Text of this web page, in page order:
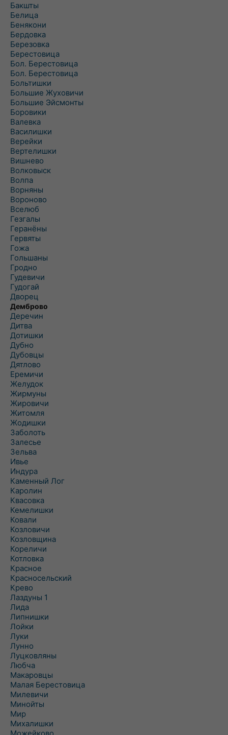
Бакшты
Белица
Бенякони
Бердовка
Березовка
Берестовица
Бол. Берестовица
Бол. Берестовица
Больтишки
Большие Жуховичи
Большие Эйсмонты
Боровики
Валевка
Василишки
Верейки
Вертелишки
Вишнево
Волковыск
Волпа
Ворняны
Вороново
Вселюб
Гезгалы
Геранёны
Гервяты
Гожа
Гольшаны
Гродно
Гудевичи
Гудогай
Дворец
Демброво
Деречин
Дитва
Дотишки
Дубно
Дубовцы
Дятлово
Еремичи
Желудок
Жирмуны
Жировичи
Житомля
Жодишки
Заболоть
Залесье
Зельва
Ивье
Индура
Каменный Лог
Каролин
Квасовка
Кемелишки
Ковали
Козловичи
Козловщина
Кореличи
Котловка
Красное
Красносельский
Крево
Лаздуны 1
Лида
Липнишки
Лойки
Луки
Лунно
Луцковляны
Любча
Макаровцы
Малая Берестовица
Милевичи
Минойты
Мир
Михалишки